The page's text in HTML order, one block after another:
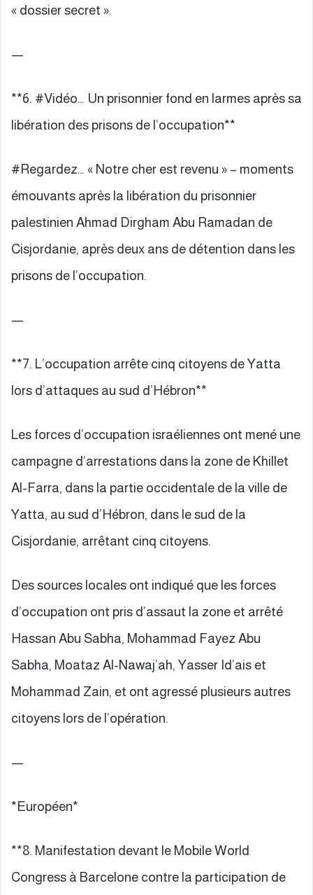
« dossier secret ».
—
**6. #Vidéo… Un prisonnier fond en larmes après sa
libération des prisons de l’occupation**
#Regardez… « Notre cher est revenu » – moments
émouvants après la libération du prisonnier
palestinien Ahmad Dirgham Abu Ramadan de
Cisjordanie, après deux ans de détention dans les
prisons de l’occupation.
—
**7. L’occupation arrête cinq citoyens de Yatta
lors d’attaques au sud d’Hébron**
Les forces d’occupation israéliennes ont mené une
campagne d’arrestations dans la zone de Khillet
Al-Farra, dans la partie occidentale de la ville de
Yatta, au sud d’Hébron, dans le sud de la
Cisjordanie, arrêtant cinq citoyens.
Des sources locales ont indiqué que les forces
d’occupation ont pris d’assaut la zone et arrêté
Hassan Abu Sabha, Mohammad Fayez Abu
Sabha, Moataz Al-Nawaj’ah, Yasser Id’ais et
Mohammad Zain, et ont agressé plusieurs autres
citoyens lors de l’opération.
—
*Européen*
**8. Manifestation devant le Mobile World
Congress à Barcelone contre la participation de